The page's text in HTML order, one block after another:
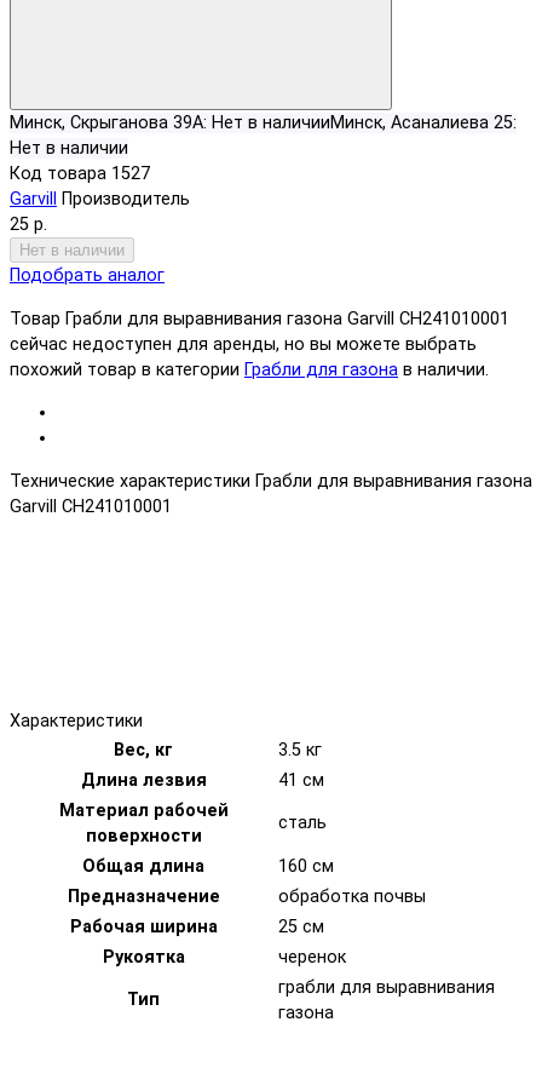
Минск, Скрыганова 39А: Нет в наличииМинск, Асаналиева 25:
Нет в наличии
Код товара 1527
Garvill Производитель
25 р.
Нет в наличии
Подобрать аналог
Товар Грабли для выравнивания газона Garvill CH241010001
сейчас недоступен для аренды, но вы можете выбрать
похожий товар в категории Грабли для газона в наличии.
Технические характеристики Грабли для выравнивания газона
Garvill CH241010001
Характеристики
Вес, кг
3.5 кг
Длина лезвия
41 см
Материал рабочей
поверхности
сталь
Общая длина
160 см
Предназначение
обработка почвы
Рабочая ширина
25 см
Рукоятка
черенок
Тип
грабли для выравнивания
газона